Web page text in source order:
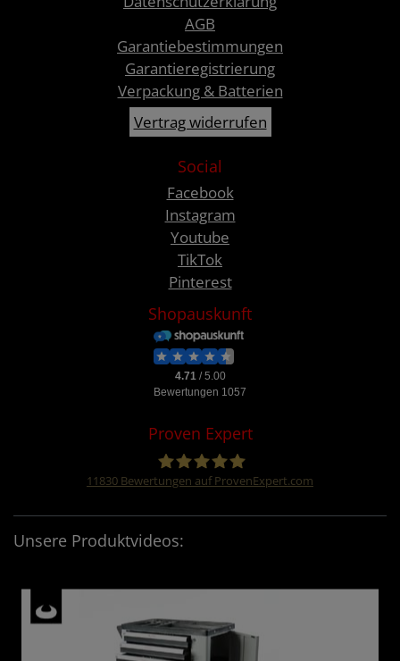
AGB
Garantiebestimmungen
Garantieregistrierung
Verpackung & Batterien
Vertrag widerrufen
Social
Facebook
Instagram
Youtube
TikTok
Pinterest
Shopauskunft
Proven Expert
Four &More GmbH
11830 Bewertungen auf ProvenExpert.com
Unsere Produktvideos: